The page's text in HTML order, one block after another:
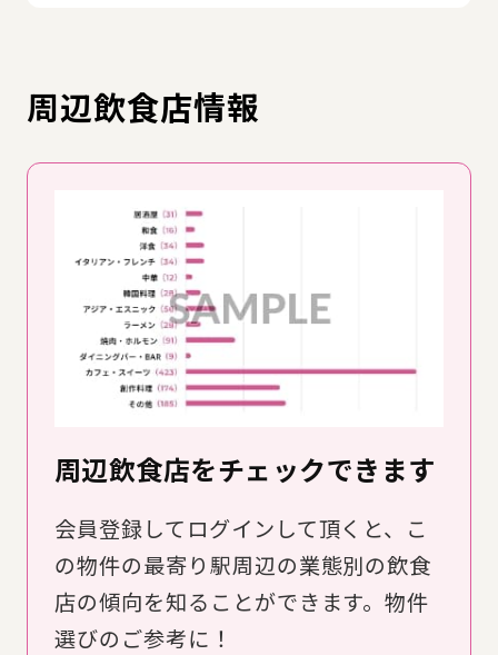
周辺飲食店情報
周辺飲食店をチェックできます
会員登録してログインして頂くと、こ
の物件の最寄り駅周辺の業態別の飲食
店の傾向を知ることができます。物件
選びのご参考に！